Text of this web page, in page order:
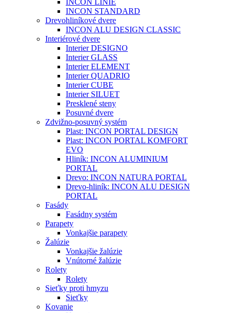
INCON LINIE
INCON STANDARD
Drevohliníkové dvere
INCON ALU DESIGN CLASSIC
Interiérové dvere
Interier DESIGNO
Interier GLASS
Interier ELEMENT
Interier QUADRIO
Interier CUBE
Interier SILUET
Presklené steny
Posuvné dvere
Zdvižno-posuvný systém
Plast: INCON PORTAL DESIGN
Plast: INCON PORTAL KOMFORT
EVO
Hliník: INCON ALUMINIUM
PORTAL
Drevo: INCON NATURA PORTAL
Drevo-hliník: INCON ALU DESIGN
PORTAL
Fasády
Fasádny systém
Parapety
Vonkajšie parapety
Žalúzie
Vonkajšie žalúzie
Vnútorné žalúzie
Rolety
Rolety
Sieťky proti hmyzu
Sieťky
Kovanie